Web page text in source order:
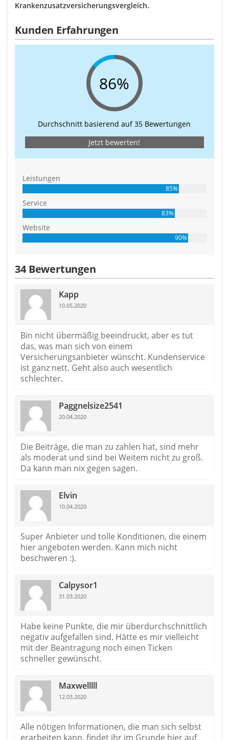
Krankenzusatzversicherungsvergleich.
Kunden Erfahrungen
86%
Durchschnitt basierend auf 35 Bewertungen
Jetzt bewerten!
Leistungen
85%
Service
83%
Website
90%
34 Bewertungen
Kapp
10.05.2020
Bin nicht übermäßig beeindruckt, aber es tut
das, was man sich von einem
Versicherungsanbieter wünscht. Kundenservice
ist ganz nett. Geht also auch wesentlich
schlechter.
Paggnelsize2541
20.04.2020
Die Beiträge, die man zu zahlen hat, sind mehr
als moderat und sind bei Weitem nicht zu groß.
Da kann man nix gegen sagen.
Elvin
10.04.2020
Super Anbieter und tolle Konditionen, die einem
hier angeboten werden. Kann mich nicht
beschweren :).
Calpysor1
31.03.2020
Habe keine Punkte, die mir überdurchschnittlich
negativ aufgefallen sind. Hätte es mir vielleicht
mit der Beantragung noch einen Ticken
schneller gewünscht.
Maxwelllll
12.03.2020
Alle nötigen Informationen, die man sich selbst
erarbeiten kann, findet ihr im Grunde hier auf